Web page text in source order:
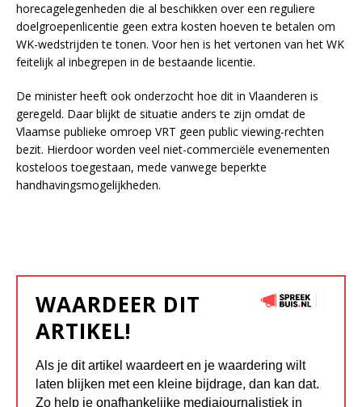
horecagelegenheden die al beschikken over een reguliere
doelgroepenlicentie geen extra kosten hoeven te betalen om
WK-wedstrijden te tonen. Voor hen is het vertonen van het WK
feitelijk al inbegrepen in de bestaande licentie.
De minister heeft ook onderzocht hoe dit in Vlaanderen is
geregeld. Daar blijkt de situatie anders te zijn omdat de
Vlaamse publieke omroep VRT geen public viewing-rechten
bezit. Hierdoor worden veel niet-commerciële evenementen
kosteloos toegestaan, mede vanwege beperkte
handhavingsmogelijkheden.
WAARDEER DIT
ARTIKEL!
Als je dit artikel waardeert en je waardering wilt
laten blijken met een kleine bijdrage, dan kan dat.
Zo help je onafhankelijke mediajournalistiek in